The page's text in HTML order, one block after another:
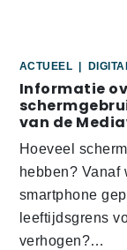
ACTUEEL
Informatie
van de
Hoeveel
hebben?
smartphone
leeftijdsgrens
verhogen?…